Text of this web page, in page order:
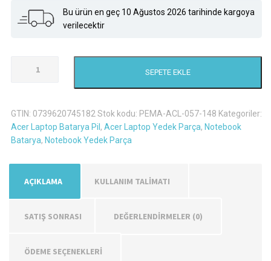
Bu ürün en geç 10 Ağustos 2026 tarihinde kargoya
verilecektir
Batarya
Pil
adet
SEPETE EKLE
GTIN: 0739620745182 Stok kodu: PEMA-ACL-057-148 Kategoriler:
Acer Laptop Batarya Pil , Acer Laptop Yedek Parça, Notebook
Batarya, Notebook Yedek Parça
AÇIKLAMA KULLANIM TALİMATI
SATIŞ SONRASI DEĞERLENDIRMELER (0)
ÖDEME SEÇENEKLERİ